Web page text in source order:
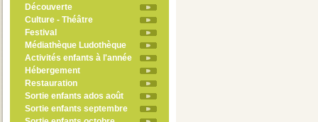
Découverte
Culture - Théâtre
Festival
Médiathèque Ludothèque
Activités enfants à l'année
Hébergement
Restauration
Sortie enfants ados août
Sortie enfants septembre